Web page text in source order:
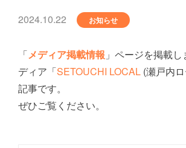
2024.10.22 お知らせ
「メディア掲載情報 」ページを掲載
ディア「SETOUCHI LOCAL (瀬戸内
記事です。
ぜひご覧ください。